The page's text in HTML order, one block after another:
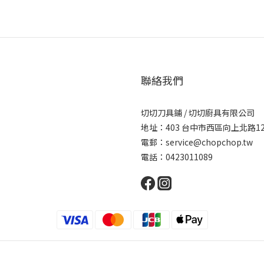
聯絡我們
切切刀具鋪 / 切切廚具有限公司
地址：403 台中市西區向上北路
電郵：service@chopchop.tw
電話：0423011089